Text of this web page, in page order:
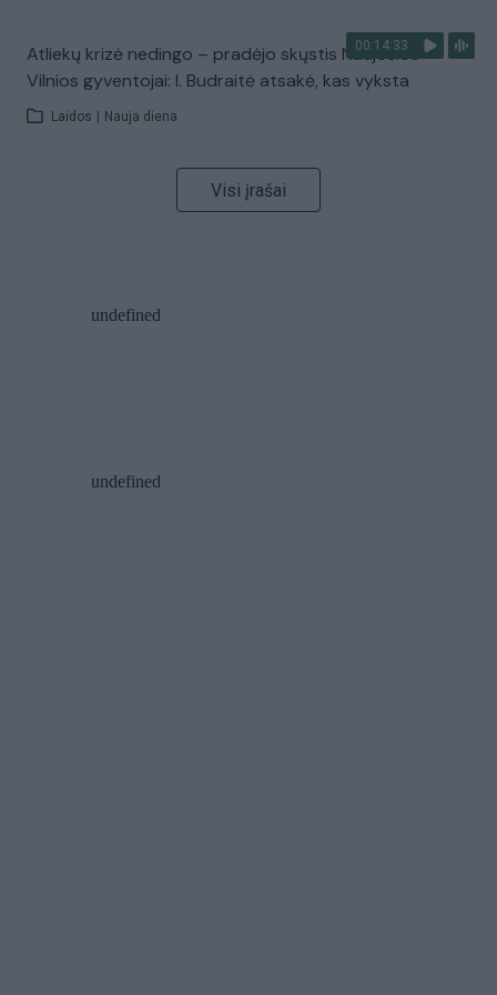
00:14:33
Atliekų krizė nedingo – pradėjo skųstis Naujosios
Vilnios gyventojai: I. Budraitė atsakė, kas vyksta
Laidos Nauja diena
Visi įrašai